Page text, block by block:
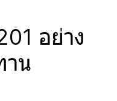
อย่าง
าน